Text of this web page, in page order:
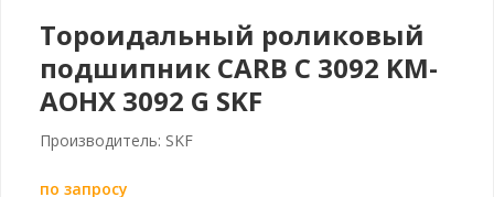
Тороидальный роликовый
подшипник CARB C 3092 KM-
AOHX 3092 G SKF
Производитель: SKF
по запросу